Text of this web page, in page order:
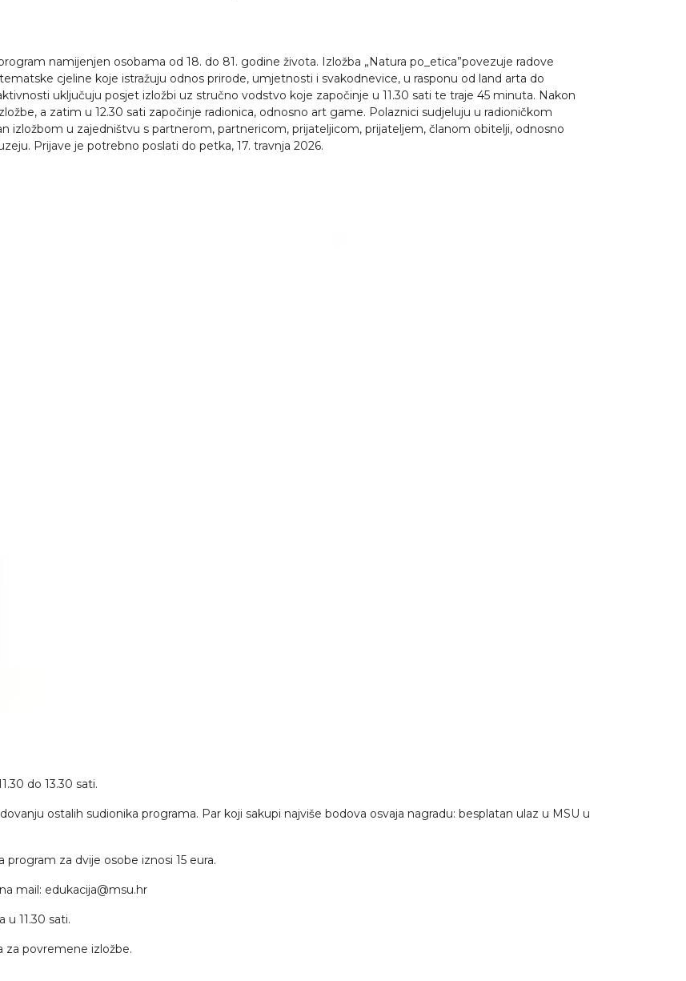
namijenjen osobama od 18. do 81. godine života. Izložba „Natura po_etica”povezuje radove
cjeline koje istražuju odnos prirode, umjetnosti i svakodnevice, u rasponu od land arta do
uključuju posjet izložbi uz stručno vodstvo koje započinje u 11.30 sati te traje 45 minuta. Nakon
a zatim u 12.30 sati započinje radionica, odnosno art game. Polaznici sudjeluju u radioničkom
izložbom u zajedništvu s partnerom, partnericom, prijateljicom, prijateljem, članom obitelji, odnosno
Prijave je potrebno poslati do petka, 17. travnja 2026.
do 13.30 sati.
ostalih sudionika programa. Par koji sakupi najviše bodova osvaja nagradu: besplatan ulaz u MSU u
program za dvije osobe iznosi 15 eura.
mail: edukacija@msu.hr
11.30 sati.
za povremene izložbe.